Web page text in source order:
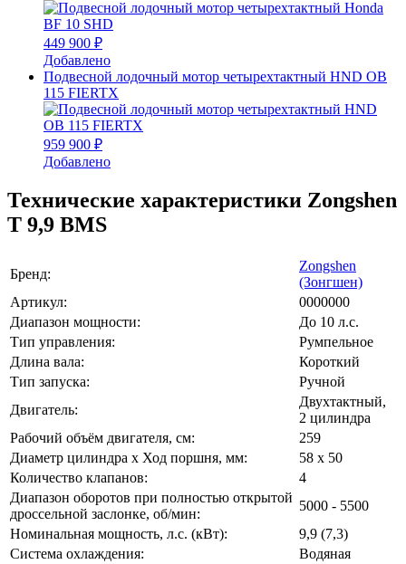
449 900 ₽
Добавлено
Подвесной лодочный мотор четырехтактный HND OB
115 FIERTX
959 900 ₽
Добавлено
Технические характеристики Zongshen
T 9,9 BMS
Бренд:
Zongshen
(Зонгшен)
Артикул:
0000000
Диапазон мощности:
До 10 л.с.
Тип управления:
Румпельное
Длина вала:
Короткий
Тип запуска:
Ручной
Двигатель:
Двухтактный,
2 цилиндра
Рабочий объём двигателя, см:
259
Диаметр цилиндра x Ход поршня, мм:
58 х 50
Количество клапанов:
4
Диапазон оборотов при полностью открытой
дроссельной заслонке, об/мин:
5000 - 5500
Номинальная мощность, л.с. (кВт):
9,9 (7,3)
Система охлаждения:
Водяная